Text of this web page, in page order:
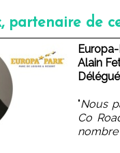
partenaire de
Alain
"Nous
Co